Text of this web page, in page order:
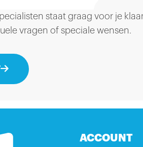
staat graag voor je
vragen of speciale wensen.
ACCOUNT